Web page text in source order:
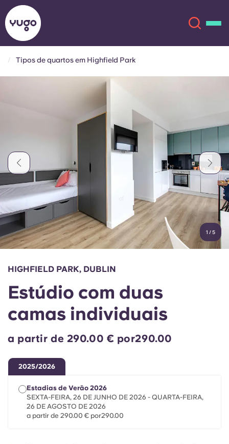
Conta Língua
English (GB)
Chinese
Español
Italian
Selecione um país
Iniciar sessão
Reservar agora
English (GB)
English (US)
Español
Català Deutsch
Italian
Portuguese
Tipos de quartos em Highfield Park
1 /5
HIGHFIELD PARK, DUBLIN
Estúdio com duas
camas individuais
a partir de 290.00 € por290.00
2025/2026
Estadias de Verão 2026
SEXTA-FEIRA, 26 DE JUNHO DE 2026 - QUARTA-FEIRA,
26 DE AGOSTO DE 2026
a partir de 290.00 € por290.00